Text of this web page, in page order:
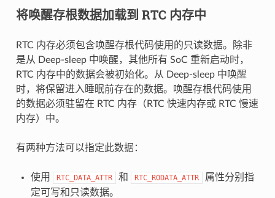
将唤醒存根数据加载到 RTC 内存中
RTC 内存必须包含唤醒存根代码使用的只读数据。除非
是从 Deep-sleep 中唤醒，其他所有 SoC 重新启动时，
RTC 内存中的数据会被初始化。从 Deep-sleep 中唤醒
时，将保留进入睡眠前存在的数据。唤醒存根代码使用
的数据必须驻留在 RTC 内存（RTC 快速内存或 RTC 慢速
内存）中。
有两种方法可以指定此数据：
使用 RTC_DATA_ATTR 和 RTC_RODATA_ATTR
属性分别指
定可写和只读数据。